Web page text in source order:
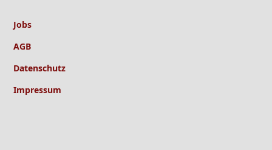
Jobs
AGB
Datenschutz
Impressum